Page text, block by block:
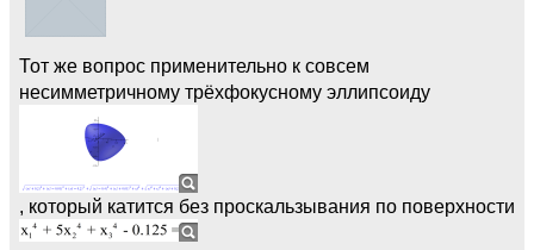
Тот же вопрос применительно к совсем
несимметричному трёхфокусному эллипсоиду
, который катится без проскальзывания по поверхности